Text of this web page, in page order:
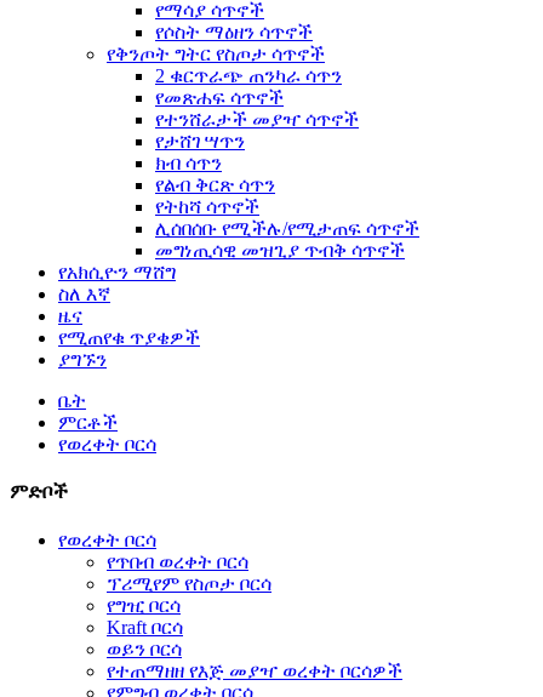
የማሳያ ሳጥኖች
የሶስት ማዕዘን ሳጥኖች
የቅንጦት ግትር የስጦታ ሳጥኖች
2 ቁርጥራጭ ጠንካራ ሳጥን
የመጽሐፍ ሳጥኖች
የተንሸራታች መያዣ ሳጥኖች
የታሸገ ሣጥን
ክብ ሳጥን
የልብ ቅርጽ ሳጥን
የትከሻ ሳጥኖች
ሊሰበሰቡ የሚችሉ/የሚታጠፍ ሳጥኖች
መግነጢሳዊ መዝጊያ ጥብቅ ሳጥኖች
የአክሲዮን ማሸግ
ስለ እኛ
ዜና
የሚጠየቁ ጥያቄዎች
ያግኙን
ቤት
ምርቶች
የወረቀት ቦርሳ
ምድቦች
የወረቀት ቦርሳ
የጥበብ ወረቀት ቦርሳ
ፕሪሚየም የስጦታ ቦርሳ
የግዢ ቦርሳ
Kraft ቦርሳ
ወይን ቦርሳ
የተጠማዘዘ የእጅ መያዣ ወረቀት ቦርሳዎች
የምግብ ወረቀት ቦርሳ